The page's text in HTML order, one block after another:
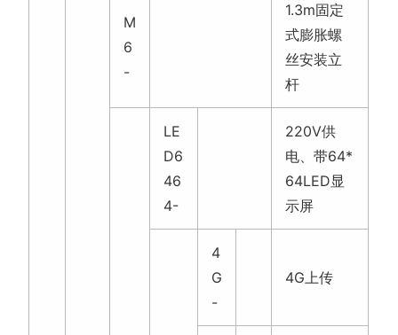
M
6
-
1.3m固定
式膨胀螺
丝安装立
杆
LE
D6
46
4-
220V供
电、带64*
64LED显
示屏
4
G
-
4G上传